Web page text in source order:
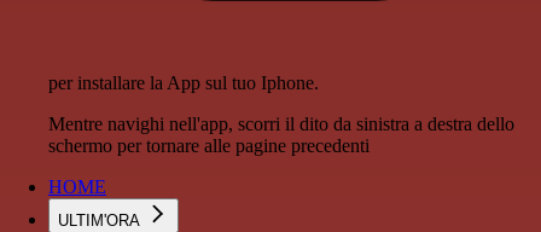
per installare la App sul tuo Iphone.
Mentre navighi nell'app, scorri il dito da sinistra a destra dello
schermo per tornare alle pagine precedenti
HOME
ULTIM'ORA